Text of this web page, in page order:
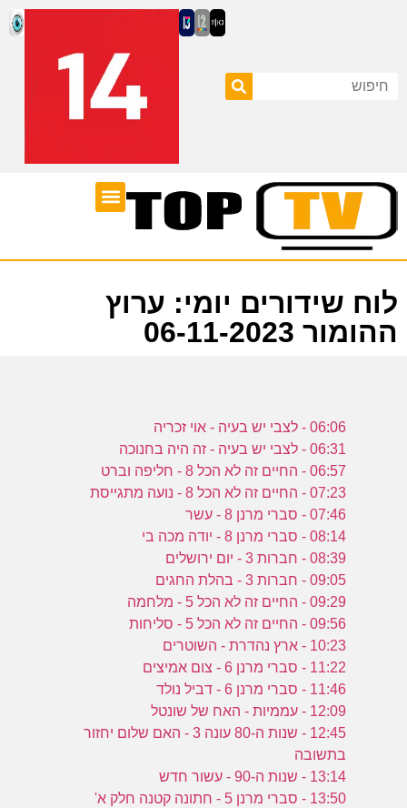
לוח שידורים יומי: ערוץ
ההומור 06-11-2023
06:06 - לצבי יש בעיה - אוי זכריה
06:31 - לצבי יש בעיה - זה היה בחנוכה
06:57 - החיים זה לא הכל 8 - חליפה וברט
07:23 - החיים זה לא הכל 8 - נועה מתגייסת
07:46 - סברי מרנן 8 - עשר
08:14 - סברי מרנן 8 - יודה מכה בי
08:39 - חברות 3 - יום ירושלים
09:05 - חברות 3 - בהלת החגים
09:29 - החיים זה לא הכל 5 - מלחמה
09:56 - החיים זה לא הכל 5 - סליחות
10:23 - ארץ נהדרת - השוטרים
11:22 - סברי מרנן 6 - צום אמיצים
11:46 - סברי מרנן 6 - דביל נולד
12:09 - עממיות - האח של שונטל
12:45 - שנות ה-80 עונה 3 - האם שלום יחזור
בתשובה
13:14 - שנות ה-90 - עשור חדש
13:50 - סברי מרנן 5 - חתונה קטנה חלק א'